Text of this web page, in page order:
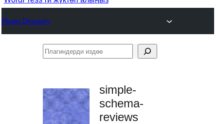
Plugin Directory
Плагиндерди
simple-
schema-
reviews